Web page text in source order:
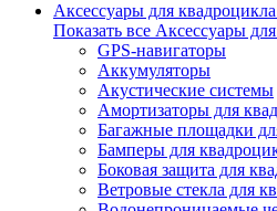
Аксессуары для
Показать все Аксессуары
GPS-навигаторы
Аккумуляторы
Акустические системы
Амортизаторы для
Багажные площадки
Бамперы для
Боковая защита для
Ветровые стекла для